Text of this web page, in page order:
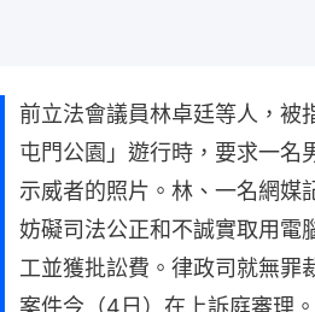
前立法會議員林卓廷等人，被
屯門公園」遊行時，要求一名
示威者的照片。林、一名網媒
妨礙司法公正和不誠實取用電
工並獲批訟費。律政司就無罪
案件今（4日）在上訴庭審理